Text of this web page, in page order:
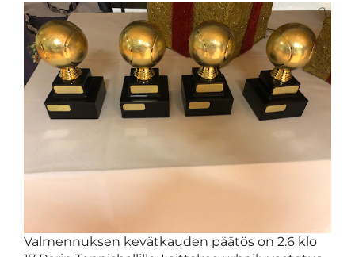
Valmennuksen kevätkauden päätös on 2.6 klo